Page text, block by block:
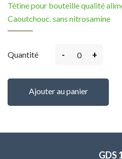
Tétine pour bouteille qualité
Caoutchouc. sans nitrosamine
Quantité - +
Ajouter au panier
GDS